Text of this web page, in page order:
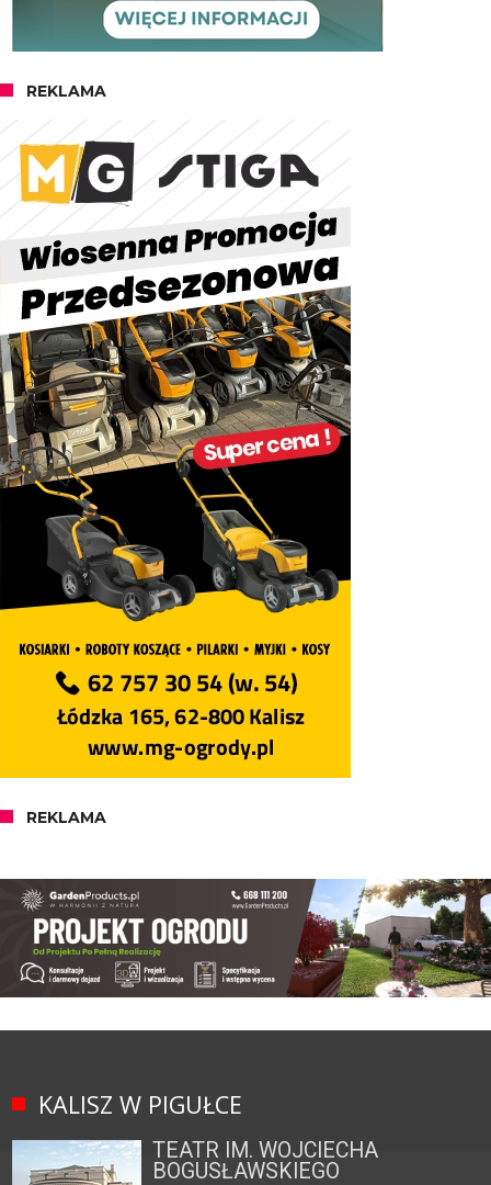
REKLAMA
REKLAMA
KALISZ W PIGUŁCE
TEATR IM. WOJCIECHA
BOGUSŁAWSKIEGO